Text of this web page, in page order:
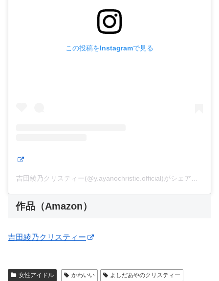
この投稿をInstagramで見る
吉田綾乃クリスティー(@y.ayanochristie.official)がシェアした投稿
作品（Amazon）
吉田綾乃クリスティー
女性アイドル かわいい
よしだあやのクリスティー